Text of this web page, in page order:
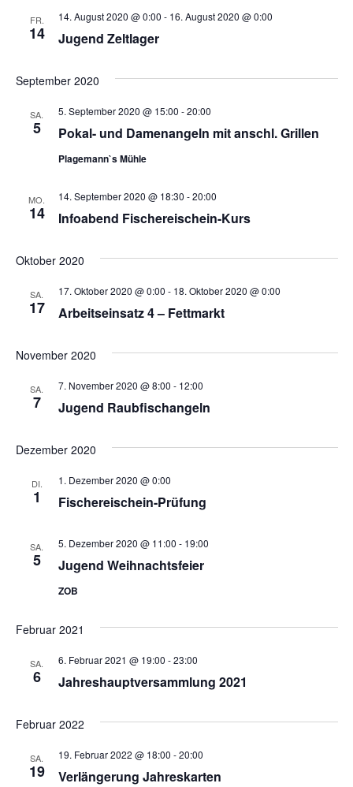
n
FR.
14 Jugend Zeltlager
14. August 2020 @ 0:00 - 16. August 2020 @ 0:00
September 2020
SA.
5 Pokal- und Damenangeln mit anschl. Grillen
5. September 2020 @ 15:00 -20:00
Plagemann`s Mühle
MO.
14 Infoabend Fischereischein-Kurs
14. September 2020 @ 18:30 -20:00
Oktober 2020
SA.
17 Arbeitseinsatz 4 – Fettmarkt
17. Oktober 2020 @ 0:00 - 18. Oktober 2020 @ 0:00
November 2020
SA.
7 Jugend Raubfischangeln
7. November 2020 @ 8:00 - 12:00
Dezember 2020
DI.
1 Fischereischein-Prüfung
1. Dezember 2020 @ 0:00
SA.
5 Jugend Weihnachtsfeier
5. Dezember 2020 @ 11:00 - 19:00
ZOB
Februar 2021
SA.
6 Jahreshauptversammlung 2021
6. Februar 2021 @ 19:00 -23:00
Februar 2022
SA.
19 Verlängerung Jahreskarten
19. Februar 2022 @ 18:00 -20:00